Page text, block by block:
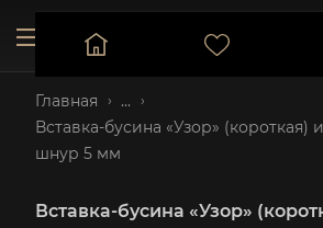
Главная
...
Вставка-бусина «Узор» (короткая)
шнур 5 мм
Вставка-бусина «Узор»